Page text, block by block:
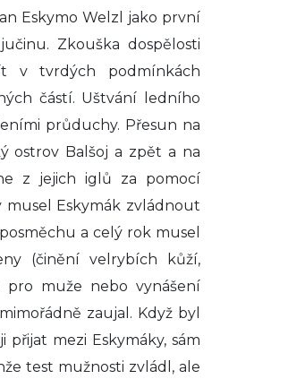
Eskymo Welzl jako první
Zkouška dospělosti
v tvrdých podmínkách
částí. Uštvání ledního
průduchy. Přesun na
ostrov Balšoj a zpět a na
z jejich iglů za pomocí
musel Eskymák zvládnout
a celý rok musel
(činění velrybích kůží,
pro muže nebo vynášení
zaujal. Když byl
mezi Eskymáky, sám
test mužnosti zvládl, ale